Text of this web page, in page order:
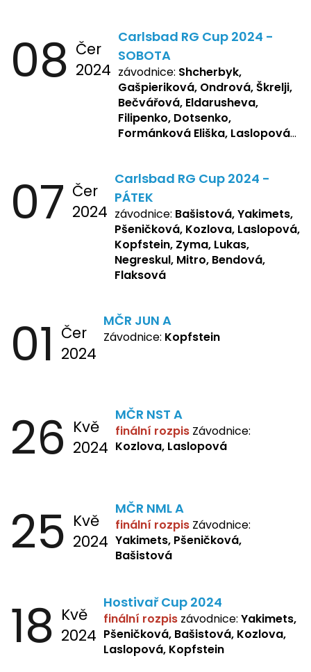
08 Čer
2024
Carlsbad RG Cup 2024 -
SOBOTA
závodnice: Shcherbyk,
Gašpieriková, Ondrová, Škrelji,
Bečvářová, Eldarusheva,
Filipenko, Dotsenko,
Formánková Eliška, Laslopová
Žbánková, Bašistová Beáta,
Yakimets, Pšeničková Vanesa,
Kozlova Nelly, Laslopová B.,
Kopfstein, Lukas, Negreskul ,
Mitro, Bendová, Flaksová
07 Čer
2024
Carlsbad RG Cup 2024 -
PÁTEK
závodnice: Bašistová, Yakimets,
Pšeničková, Kozlova, Laslopová,
Kopfstein, Zyma, Lukas,
Negreskul, Mitro, Bendová,
Flaksová
01 Čer
2024
MČR JUN A
Závodnice: Kopfstein
26 Kvě
2024
MČR NST A
finální rozpis Závodnice:
Kozlova, Laslopová
25 Kvě
2024
MČR NML A
finální rozpis Závodnice:
Yakimets, Pšeničková,
Bašistová
18 Kvě
2024
Hostivař Cup 2024
finální rozpis závodnice: Yakimets,
Pšeničková, Bašistová, Kozlova,
Laslopová, Kopfstein